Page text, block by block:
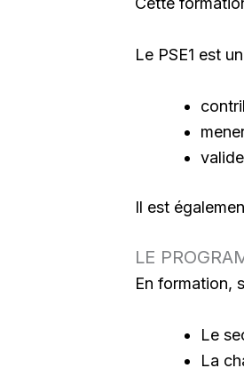
Le PSE1 est
Il est
LE
En formation,
Le
La